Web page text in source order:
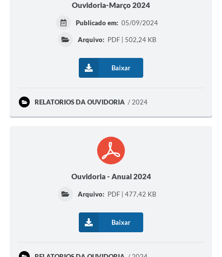
Ouvidoria-Março 2024
Publicado em: 05/09/2024
Arquivo: PDF | 502,24 KB
Baixar
RELATORIOS DA OUVIDORIA 2024
Ouvidoria - Anual 2024
Arquivo: PDF | 477,42 KB
Baixar